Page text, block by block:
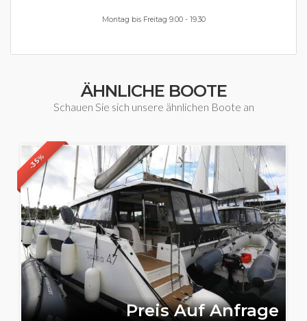
Montag bis Freitag 9.00 - 19.30
ÄHNLICHE BOOTE
Schauen Sie sich unsere ähnlichen Boote an
-35%
Preis Auf Anfrage